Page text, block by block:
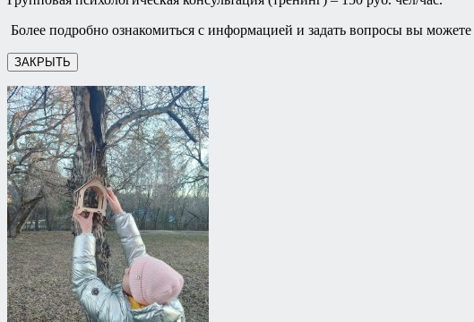
Более подробно ознакомиться с информацией и задать вопросы вы можете
ЗАКРЫТЬ